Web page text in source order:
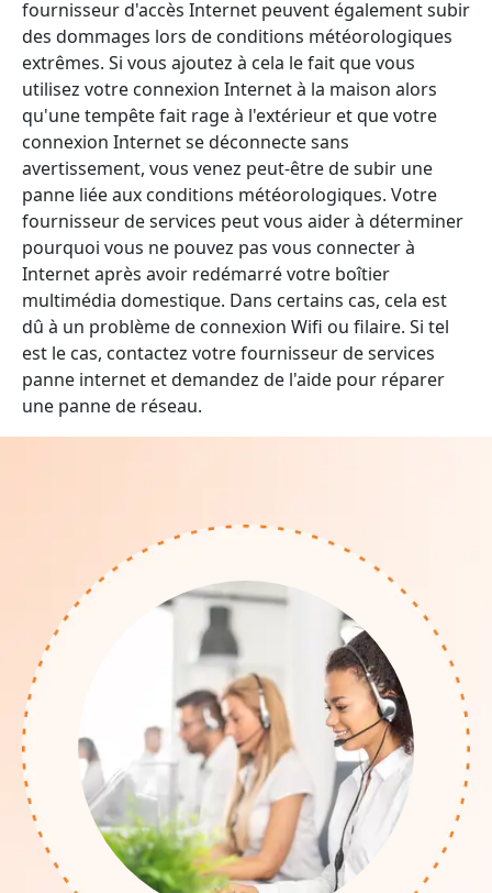
fournisseur d'accès Internet peuvent également subir
des dommages lors de conditions météorologiques
extrêmes. Si vous ajoutez à cela le fait que vous
utilisez votre connexion Internet à la maison alors
qu'une tempête fait rage à l'extérieur et que votre
connexion Internet se déconnecte sans
avertissement, vous venez peut-être de subir une
panne liée aux conditions météorologiques. Votre
fournisseur de services peut vous aider à déterminer
pourquoi vous ne pouvez pas vous connecter à
Internet après avoir redémarré votre boîtier
multimédia domestique. Dans certains cas, cela est
dû à un problème de connexion Wifi ou filaire. Si tel
est le cas, contactez votre fournisseur de services
panne internet et demandez de l'aide pour réparer
une panne de réseau.